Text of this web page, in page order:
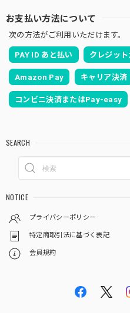
お支払い方法について
次の方法がご利用いただけます。
PAY ID あと払い クレジット
Amazon Pay キャリア決済
コンビニ決済またはPay-easy
SEARCH
NOTICE
プライバシーポリシー
特定商取引法に基づく表記
会員規約